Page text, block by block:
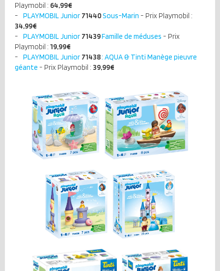
Playmobil : 64,99€
PLAYMOBIL Junior 71440Sous-Marin - Prix Playmobil :
34,99€
PLAYMOBIL Junior 71439Famille de méduses - Prix
Playmobil : 19,99€
PLAYMOBIL Junior 71438: AQUA & Tinti Manège pieuvre
géante - Prix Playmobil : 39,99€